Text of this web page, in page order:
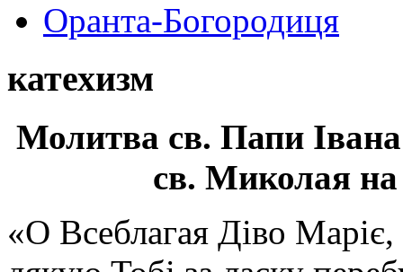
Оранта-Богородиця
катехизм
Молитва св. Папи
св. Миколая на
«О Всеблагая Діво